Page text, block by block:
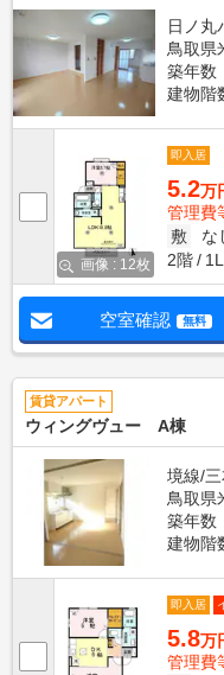
日ノ丸
鳥取県
築年数
建物階
画像 : 12枚
即入居
5.2万
管理費
敷
な
2階
空室確認 無料
賃貸アパート
ウィングヴュー A棟
境線/
鳥取県
築年数
建物階
即入居
5.8万
管理費